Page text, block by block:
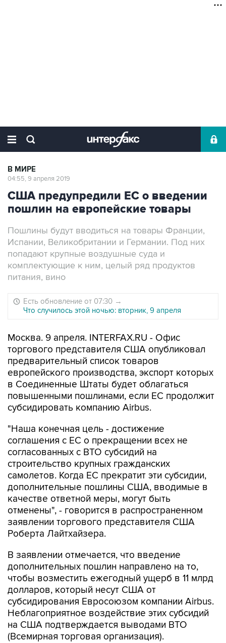
В МИРЕ
04:55, 9 апреля 2019
США предупредили ЕС о введении
пошлин на европейские товары
Пошлины будут вводиться на товары Франции,
Испании, Великобритании и Германии. Под них
попадают крупные воздушные суда и
комплектующие к ним, целый ряд продуктов
питания, вино
Есть обновление от 07:30 →
Что случилось этой ночью: вторник, 9 апреля
Москва. 9 апреля. INTERFAX.RU - Офис
торгового представителя США опубликовал
предварительный список товаров
европейского производства, экспорт которых
в Соединенные Штаты будет облагаться
повышенными пошлинами, если ЕС продолжит
субсидировать компанию Airbus.
"Наша конечная цель - достижение
соглашения с ЕС о прекращении всех не
согласованных с ВТО субсидий на
строительство крупных гражданских
самолетов. Когда ЕС прекратит эти субсидии,
дополнительные пошлины США, вводимые в
качестве ответной меры, могут быть
отменены", - говорится в распространенном
заявлении торгового представителя США
Роберта Лайтхайзера.
В заявлении отмечается, что введение
дополнительных пошлин направлено на то,
чтобы возместить ежегодный ущерб в 11 млрд
долларов, который несут США от
субсидирования Евросоюзом компании Airbus.
Неблагоприятное воздействие этих субсидий
на США подтверждается выводами ВТО
(Всемирная торговая организация).